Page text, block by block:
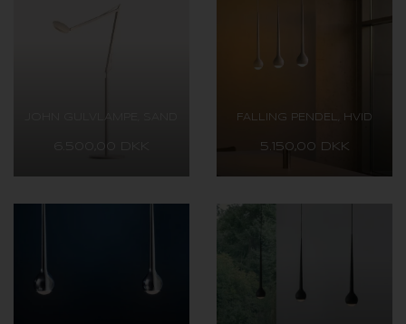
FALLING PENDEL, HVID
5.150,00 DKK